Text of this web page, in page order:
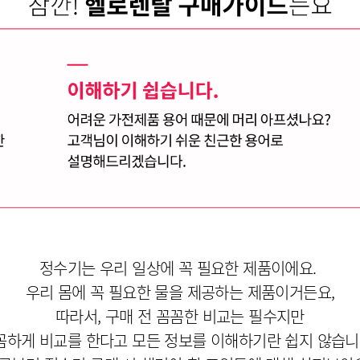
정수기는 우리 일상에 꼭 필요한 제품이에요.
우리 몸에 꼭 필요한 물을 제공하는 제품이거든요,
따라서, 구매 전 꼼꼼한 비교는 필수지만
하게 비교를 한다고 모든 정보를 이해하기란 쉽지 않습